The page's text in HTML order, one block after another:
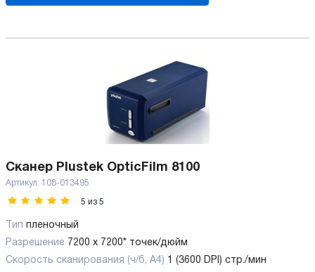
Сканер Plustek OpticFilm 8100
Артикул: 108-013495
5 из 5
Тип
пленочный
Разрешение 7200 x 7200* точек/дюйм
Скорость сканирования (ч/б, А4) 1 (3600 DPI) стр./мин